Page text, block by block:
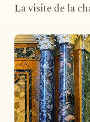
La visite de la